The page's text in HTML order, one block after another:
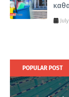
POPULAR POST